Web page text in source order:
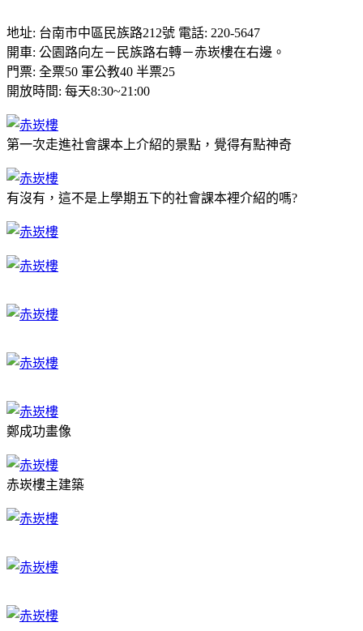
地址: 台南市中區民族路212號 電話: 220-5647
開車: 公園路向左－民族路右轉－赤崁樓在右邊。
門票: 全票50 軍公教40 半票25
開放時間: 每天8:30~21:00
第一次走進社會課本上介紹的景點，覺得有點神奇
有沒有，這不是上學期五下的社會課本裡介紹的嗎?
鄭成功畫像
赤崁樓主建築